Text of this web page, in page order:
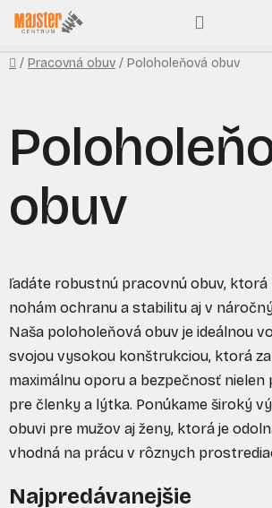
Prejsť
na
obsah
Domov
/ Pracovná obuv / Poloholeňová obuv
obuv
ľadáte robustnú pracovnú obuv,
nohám ochranu a stabilitu aj v
Naša poloholeňová obuv je ideálnou
svojou vysokou konštrukciou, ktorá
maximálnu oporu a bezpečnosť nielen
pre členky a lýtka. Ponúkame široký
obuvi pre mužov aj ženy, ktorá je
vhodná na prácu v rôznych
Najpredávanejšie